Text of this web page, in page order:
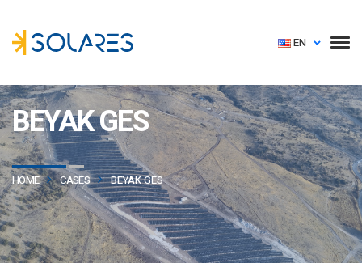
EN
BEYAK GES
HOME CASES BEYAK GES